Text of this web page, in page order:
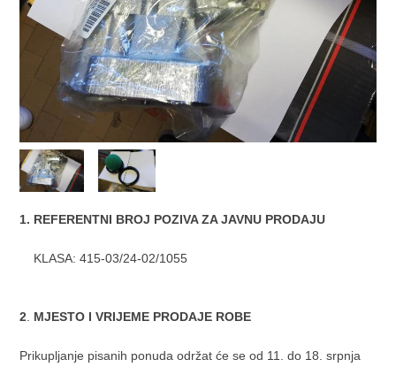
1. REFERENTNI BROJ POZIVA ZA JAVNU PRODAJU
KLASA: 415-03/24-02/1055
2. MJESTO I VRIJEME PRODAJE ROBE
Prikupljanje pisanih ponuda održat će se od 11. do 18. srpnja